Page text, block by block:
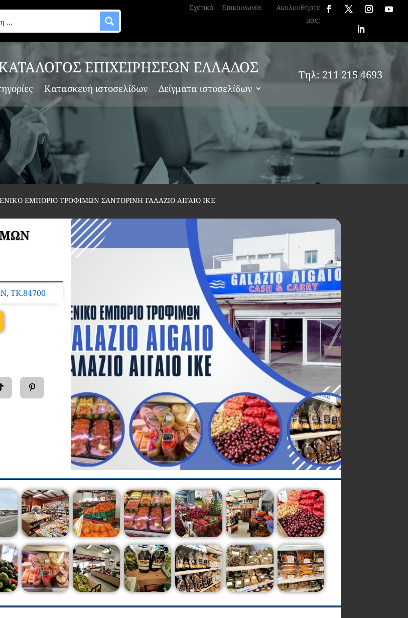
Σχετικά Επικοινωνία
Ακολουθήστε
μας:
ΕΠΙΧΕΙΡΗΣΕΩΝ ΕΛΛΑΔΟΣ
Κατασκευή ιστοσελίδων Δείγματα ιστοσελίδων
Τηλ: 211 215 4693
ΕΜΠΟΡΙΟ ΤΡΟΦΙΜΩΝ ΣΑΝΤΟΡΙΝΗ ΓΑΛΑΖΙΟ ΑΙΓΑΙΟ ΙΚΕ
TK.84700